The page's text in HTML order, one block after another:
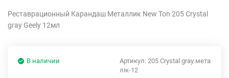
Реставрационный Карандаш Металлик New Ton 205 Crystal
gray Geely 12мл
Артикул: 205 Crystal gray мета
лік-12
В наличии